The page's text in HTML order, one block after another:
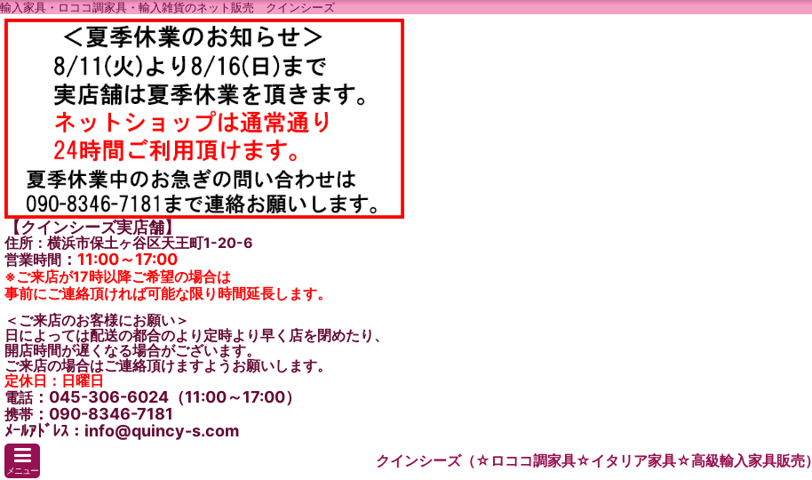
輸入家具・ロココ調家具・輸入雑貨のネット販売 クインシーズ
【クインシーズ実店舗】
住所：横浜市保土ヶ谷区天王町1-20-6
営業時間 ： 11:00～17:00
※ご来店が17時以降ご希望の場合は
事前にご連絡頂ければ可能な限り時間延長します。
＜ご来店のお客様にお願い＞
日によっては配送の都合のより定時より早く店を閉めたり、
開店時間が遅くなる場合がございます。
ご来店の場合はご連絡頂けますようお願いします。
定休日：日曜日
電話：045-306-6024（11:00～17:00）
携帯 ：090-8346-7181
ﾒｰﾙｱﾄﾞﾚｽ：info@quincy-s.com
メニュー
クインシーズ（☆ロココ調家具☆イタリア家具☆高級輸入家具販売）